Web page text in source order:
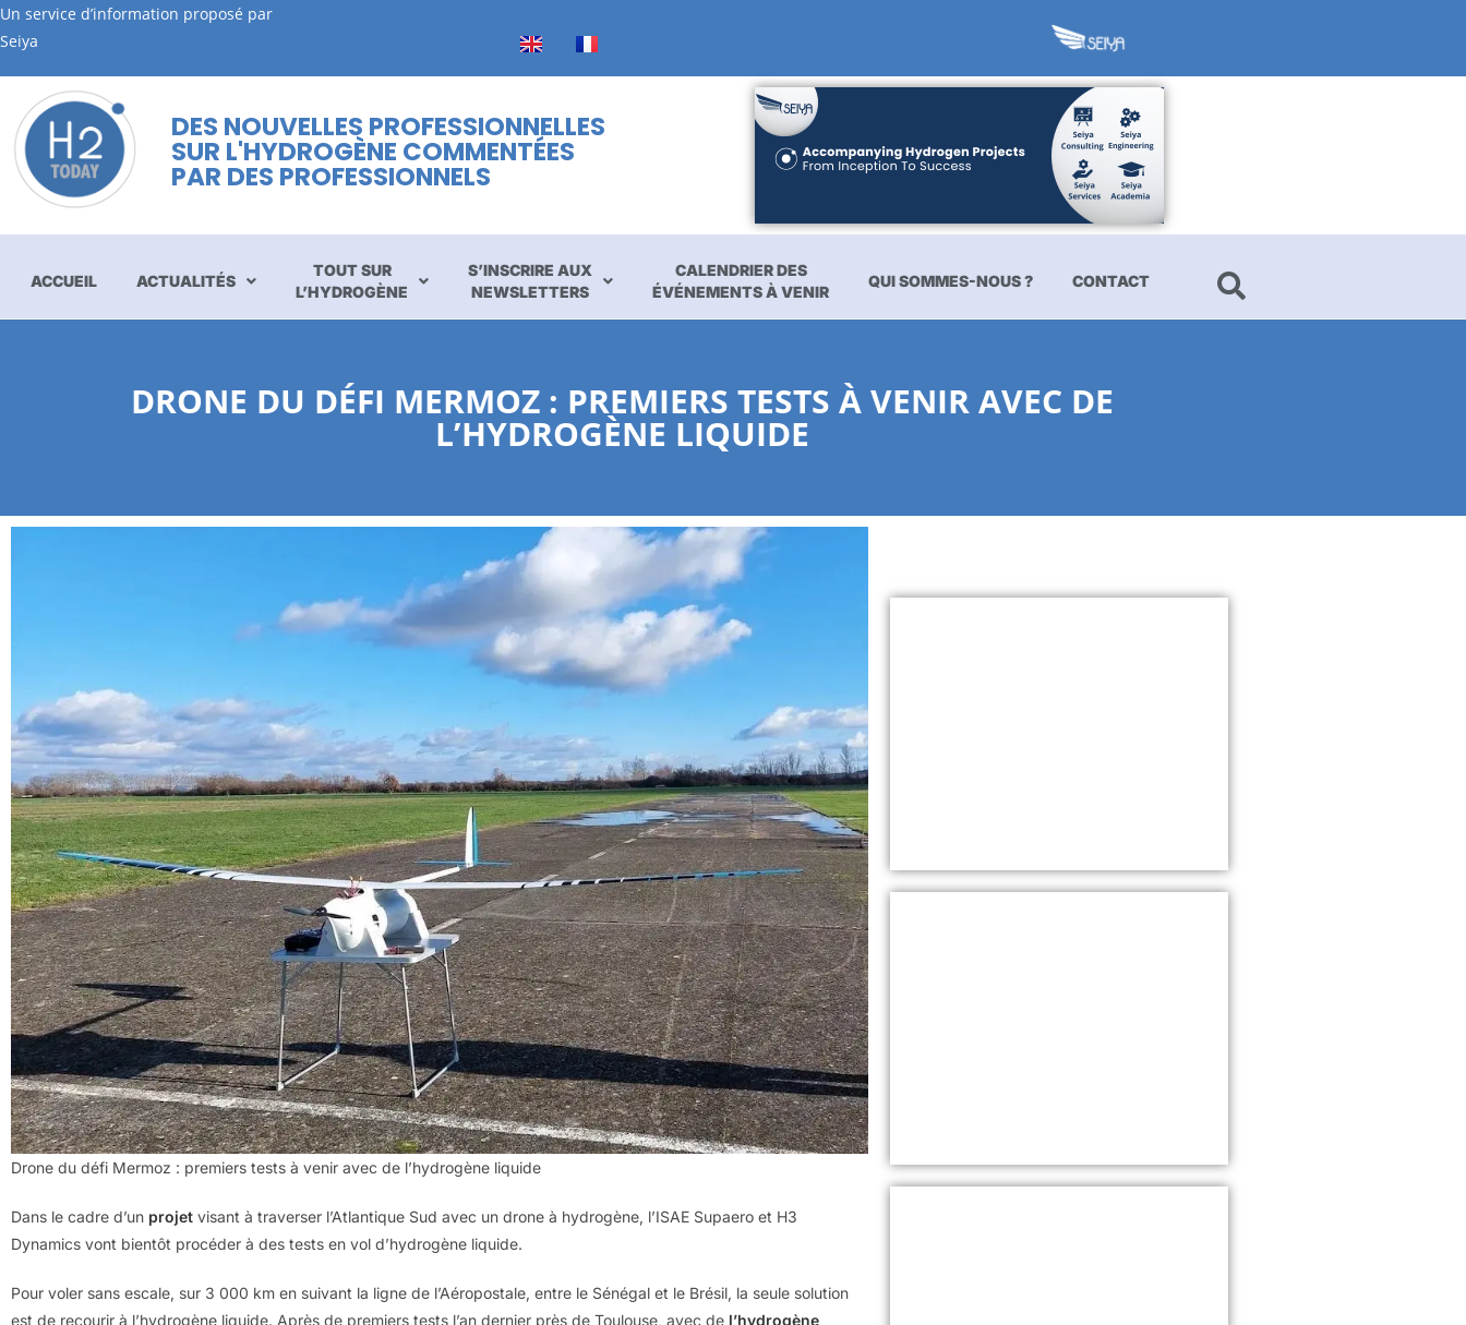
Un service d’information proposé par
Seiya
DES NOUVELLES PROFESSIONNELLES
SUR L'HYDROGÈNE COMMENTÉES
PAR DES PROFESSIONNELS
ACCUEIL ACTUALITÉS
TOUT SUR
L’HYDROGÈNE
S’INSCRIRE AUX
NEWSLETTERS
CALENDRIER DES
ÉVÉNEMENTS À VENIR
QUI SOMMES-NOUS ? CONTACT
DRONE DU DÉFI MERMOZ : PREMIERS TESTS À VENIR AVEC DE
L’HYDROGÈNE LIQUIDE
Drone du défi Mermoz : premiers tests à venir avec de l’hydrogène liquide
Dans le cadre d’un projet visant à traverser l’Atlantique Sud avec un drone à hydrogène, l’ISAE Supaero et H3
Dynamics vont bientôt procéder à des tests en vol d’hydrogène liquide.
Pour voler sans escale, sur 3 000 km en suivant la ligne de l’Aéropostale, entre le Sénégal et le Brésil, la seule solution
est de recourir à l’hydrogène liquide. Après de premiers tests l’an dernier près de Toulouse, avec de l’hydrogène